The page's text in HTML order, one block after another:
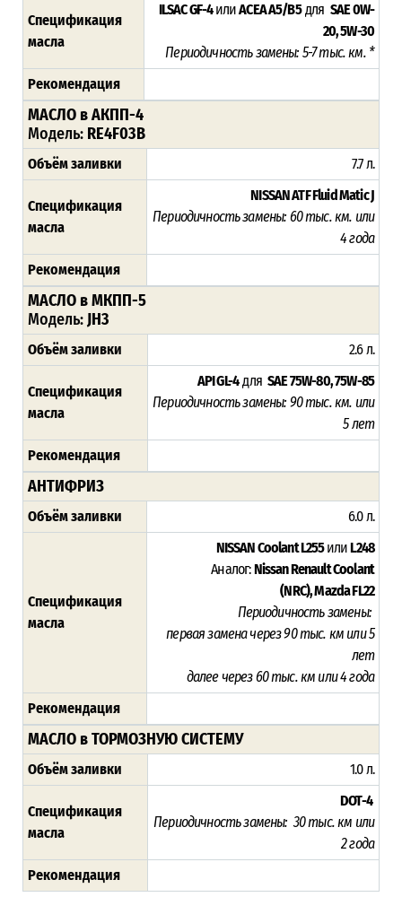
Спецификация
масла
ILSAC GF-4илиACEA A5/B5для SAE 0W-
20, 5W-30
Периодичность замены: 5-7 тыс. км. *
Рекомендация
МАСЛО в АКПП-4
Модель: RE4F03B
Объём заливки 7.7 л.
Спецификация
масла
NISSAN ATF Fluid Matic J
Периодичность замены: 60 тыс. км. или
4 года
Рекомендация
МАСЛО в МКПП-5
Модель: JH3
Объём заливки 2.6 л.
Спецификация
масла
API GL-4дляSAE 75W-80, 75W-85
Периодичность замены: 90 тыс. км. или
5 лет
Рекомендация
АНТИФРИЗ
Объём заливки 6.0 л.
Спецификация
масла
NISSAN Coolant L255илиL248
Аналог:Nissan Renault Coolant
(NRC),Mazda FL22
Периодичность замены:
первая замена через 90 тыс. км или 5
лет
далее через 60 тыс. км или 4 года
Рекомендация
МАСЛО в ТОРМОЗНУЮ СИСТЕМУ
Объём заливки 1.0 л.
Спецификация
масла
DOT-4
Периодичность замены: 30 тыс. км или
2года
Рекомендация